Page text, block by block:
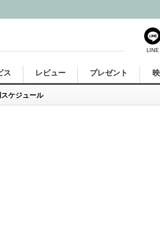
ケジュール
ス レビュー プレゼント
LINE